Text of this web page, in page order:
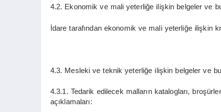
4.2. Ekonomik ve mali yeterliğe ilişkin belgeler ve
İdare tarafından ekonomik ve mali yeterliğe ilişkin
4.3. Mesleki ve teknik yeterliğe ilişkin belgeler ve
4.3.1. Tedarik edilecek malların katalogları,
açıklamaları: